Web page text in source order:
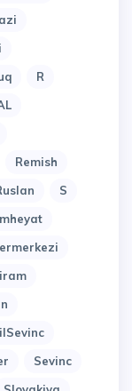
R
Remish
S
Sevinc